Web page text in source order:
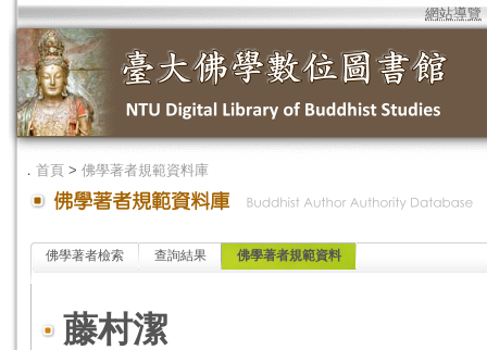
網站導覽
． 首頁 > 佛學著者規範資料庫
佛學著者檢索 查詢結果 佛學著者規範資料
藤村潔